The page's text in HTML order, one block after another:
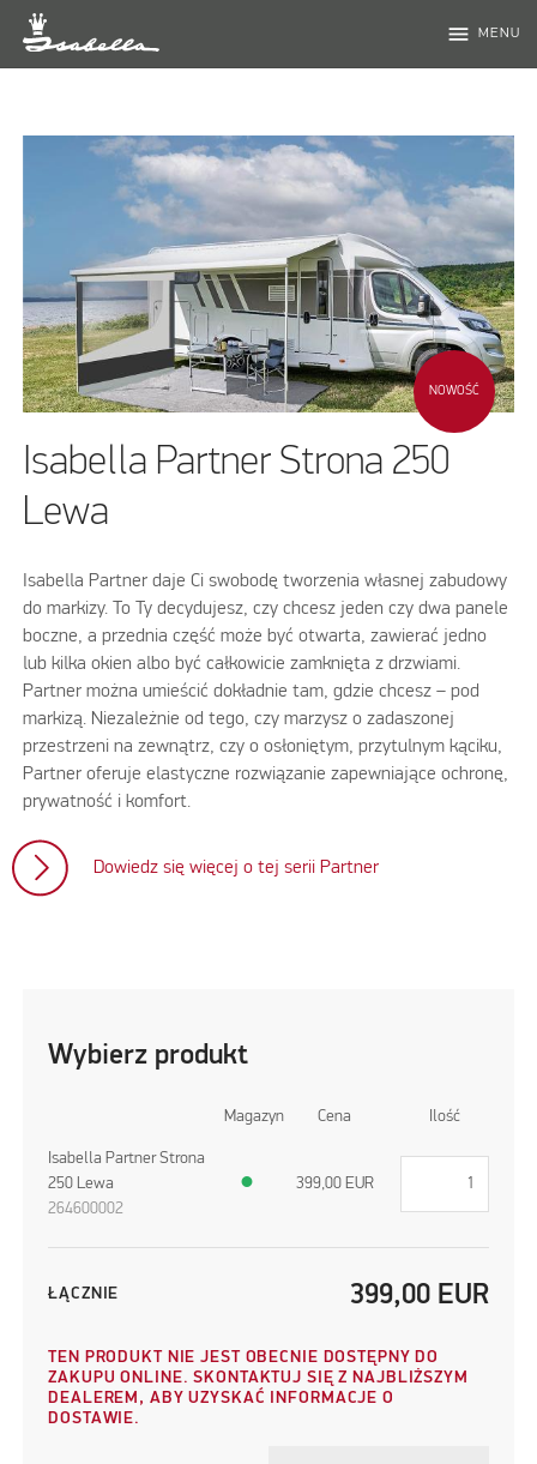
menu MENU
NOWOŚĆ
Isabella Partner Strona 250
Lewa
Isabella Partner daje Ci swobodę tworzenia własnej zabudowy
do markizy. To Ty decydujesz, czy chcesz jeden czy dwa panele
boczne, a przednia część może być otwarta, zawierać jedno
lub kilka okien albo być całkowicie zamknięta z drzwiami.
Partner można umieścić dokładnie tam, gdzie chcesz – pod
markizą. Niezależnie od tego, czy marzysz o zadaszonej
przestrzeni na zewnątrz, czy o osłoniętym, przytulnym kąciku,
Partner oferuje elastyczne rozwiązanie zapewniające ochronę,
prywatność i komfort.
Dowiedz się więcej o tej serii Partner
Wybierz produkt
Magazyn Cena Ilość
Isabella Partner Strona
250 Lewa
264600002
● 399,00 EUR
ŁĄCZNIE 399,00 EUR
TEN PRODUKT NIE JEST OBECNIE DOSTĘPNY DO
ZAKUPU ONLINE. SKONTAKTUJ SIĘ Z NAJBLIŻSZYM
DEALEREM, ABY UZYSKAĆ INFORMACJE O
DOSTAWIE.